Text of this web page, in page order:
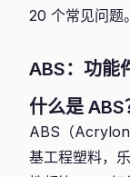
20 个常见问题。
ABS：功能
什么是 ABS
ABS（
基工程塑料，